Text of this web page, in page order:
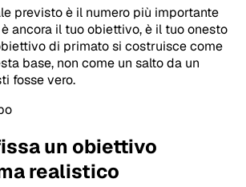
previsto è il numero più importante
ancora il tuo obiettivo, è il tuo onesto
di primato si costruisce come
base, non come un salto da un
fosse vero.
un obiettivo
realistico